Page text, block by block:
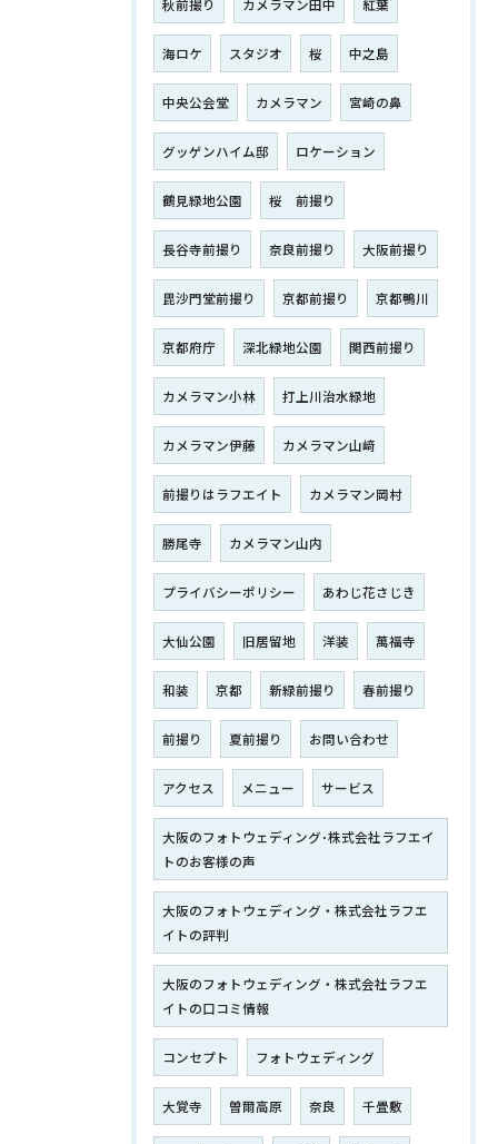
秋前撮り カメラマン田中 紅葉
海ロケ スタジオ 桜 中之島
中央公会堂 カメラマン 宮崎の鼻
グッゲンハイム邸 ロケーション
鶴見緑地公園 桜 前撮り
長谷寺前撮り 奈良前撮り 大阪前撮り
毘沙門堂前撮り 京都前撮り 京都鴨川
京都府庁 深北緑地公園 関西前撮り
カメラマン小林 打上川治水緑地
カメラマン伊藤 カメラマン山﨑
前撮りはラフエイト カメラマン岡村
勝尾寺 カメラマン山内
プライバシーポリシー あわじ花さじき
大仙公園 旧居留地 洋装 萬福寺
和装 京都 新緑前撮り 春前撮り
前撮り 夏前撮り お問い合わせ
アクセス メニュー サービス
大阪のフォトウェディング･株式会社ラフエイ
トのお客様の声
大阪のフォトウェディング・株式会社ラフエ
イトの評判
大阪のフォトウェディング・株式会社ラフエ
イトの口コミ情報
コンセプト フォトウェディング
大覚寺 曽爾高原 奈良 千畳敷